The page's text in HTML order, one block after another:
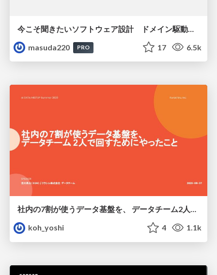
masuda220
PRO 17 6.5k
社内の7割が使うデータ基盤を、 データチーム2人で回すためにやったこと
koh_yoshi
4 1.1k